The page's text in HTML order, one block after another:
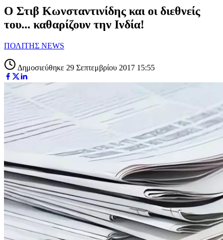
Ο Στιβ Κωνσταντινίδης και οι διεθνείς
του... καθαρίζουν την Ινδία!
ΠΟΛΙΤΗΣ NEWS
Δημοσιεύθηκε 29 Σεπτεμβρίου 2017 15:55